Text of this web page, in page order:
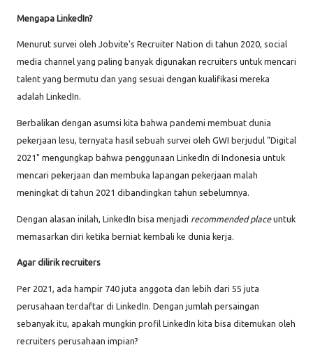
Mengapa LinkedIn?
Menurut survei oleh Jobvite's Recruiter Nation di tahun 2020, social
media channel yang paling banyak digunakan recruiters untuk mencari
talent yang bermutu dan yang sesuai dengan kualifikasi mereka
adalah LinkedIn.
Berbalikan dengan asumsi kita bahwa pandemi membuat dunia
pekerjaan lesu, ternyata hasil sebuah survei oleh GWI berjudul "Digital
2021" mengungkap bahwa penggunaan LinkedIn di Indonesia untuk
mencari pekerjaan dan membuka lapangan pekerjaan malah
meningkat di tahun 2021 dibandingkan tahun sebelumnya.
Dengan alasan inilah, LinkedIn bisa menjadi recommended placeuntuk
memasarkan diri ketika berniat kembali ke dunia kerja.
Agar dilirik recruiters
Per 2021, ada hampir 740 juta anggota dan lebih dari 55 juta
perusahaan terdaftar di LinkedIn. Dengan jumlah persaingan
sebanyak itu, apakah mungkin profil LinkedIn kita bisa ditemukan oleh
recruiters perusahaan impian?